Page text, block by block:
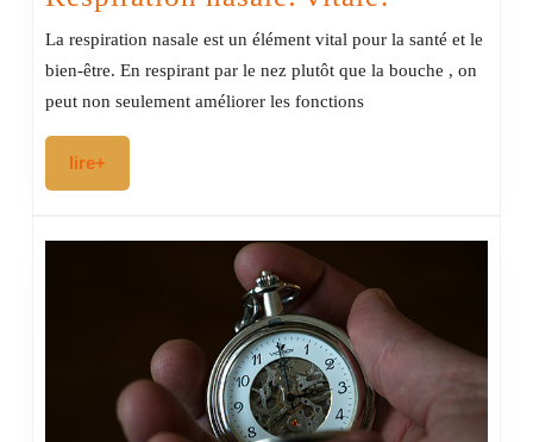
nasale:
vitale!
La respiration nasale est un élément vital pour la santé et le
bien-être. En respirant par le nez plutôt que la bouche , on
peut non seulement améliorer les fonctions
lire+